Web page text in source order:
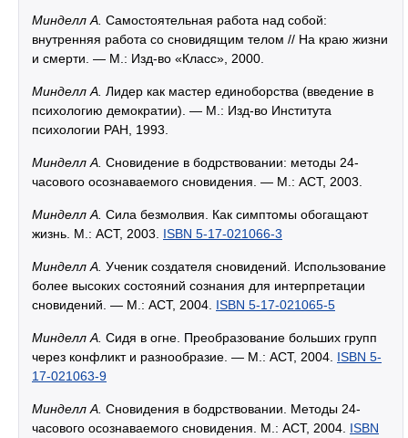
Минделл А. Самостоятельная работа над собой:
внутренняя работа со сновидящим телом // На краю жизни
и смерти. — М.: Изд-во «Класс», 2000.
Минделл А. Лидер как мастер единоборства (введение в
психологию демократии). — М.: Изд-во Института
психологии РАН, 1993.
Минделл А. Сновидение в бодрствовании: методы 24-
часового осознаваемого сновидения. — М.: АСТ, 2003.
Минделл А. Сила безмолвия. Как симптомы обогащают
жизнь. М.: АСТ, 2003. ISBN 5-17-021066-3
Минделл А. Ученик создателя сновидений. Использование
более высоких состояний сознания для интерпретации
сновидений. — М.: АСТ, 2004. ISBN 5-17-021065-5
Минделл А. Сидя в огне. Преобразование больших групп
через конфликт и разнообразие. — М.: АСТ, 2004. ISBN 5-
17-021063-9
Минделл А. Сновидения в бодрствовании. Методы 24-
часового осознаваемого сновидения. М.: АСТ, 2004. ISBN